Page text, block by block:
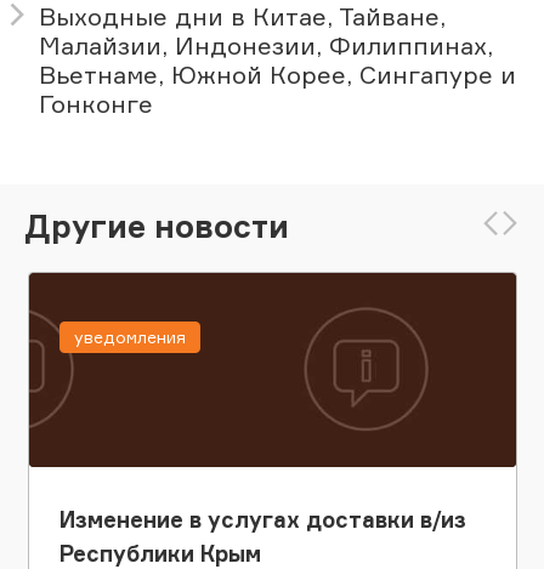
Выходные дни в Китае, Тайване,
Малайзии, Индонезии, Филиппинах,
Вьетнаме, Южной Корее, Сингапуре и
Гонконге
Другие новости
Изменение в услугах доставки в/из
Республики Крым
уведомления